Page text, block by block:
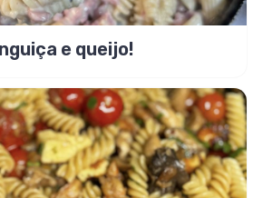
Macarrão com linguiça e queijo!